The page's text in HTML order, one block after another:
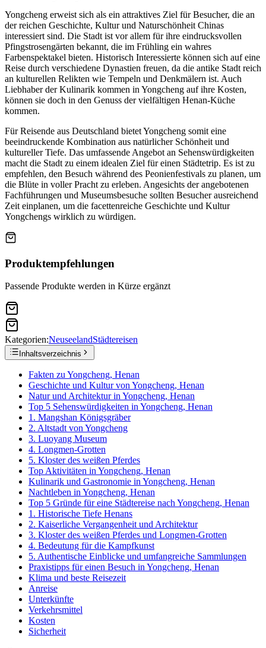
Yongcheng erweist sich als ein attraktives Ziel für Besucher, die an
der reichen Geschichte, Kultur und Naturschönheit Chinas
interessiert sind. Die Stadt ist vor allem für ihre eindrucksvollen
Pfingstrosengärten bekannt, die im Frühling ein wahres
Farbenspektakel bieten. Historisch Interessierte können sich auf eine
Reise durch verschiedene Dynastien freuen, da die antike Stadt reich
an kulturellen Relikten wie Tempeln und Denkmälern ist. Auch
Liebhaber der Kulinarik kommen in Yongcheng auf ihre Kosten,
können sie doch in den Genuss der vielfältigen Henan-Küche
kommen.
Für Reisende aus Deutschland bietet Yongcheng somit eine
beeindruckende Kombination aus natürlicher Schönheit und
kultureller Tiefe. Das umfassende Angebot an Sehenswürdigkeiten
macht die Stadt zu einem idealen Ziel für einen Städtetrip. Es ist zu
empfehlen, den Besuch während des Peonienfestivals zu planen, um
die Blüte in voller Pracht zu erleben. Angesichts der angebotenen
Fachführungen und Museumsbesuche sollten Besucher ausreichend
Zeit einplanen, um die facettenreiche Geschichte und Kultur
Yongchengs wirklich zu würdigen.
Produktempfehlungen
Passende Produkte werden in Kürze ergänzt
Kategorien:NeuseelandStädtereisen
Inhaltsverzeichnis
Fakten zu Yongcheng, Henan
Geschichte und Kultur von Yongcheng, Henan
Natur und Architektur in Yongcheng, Henan
Top 5 Sehenswürdigkeiten in Yongcheng, Henan
1. Mangshan Königsgräber
2. Altstadt von Yongcheng
3. Luoyang Museum
4. Longmen-Grotten
5. Kloster des weißen Pferdes
Top Aktivitäten in Yongcheng, Henan
Kulinarik und Gastronomie in Yongcheng, Henan
Nachtleben in Yongcheng, Henan
Top 5 Gründe für eine Städtereise nach Yongcheng, Henan
1. Historische Tiefe Henans
2. Kaiserliche Vergangenheit und Architektur
3. Kloster des weißen Pferdes und Longmen-Grotten
4. Bedeutung für die Kampfkunst
5. Authentische Einblicke und umfangreiche Sammlungen
Praxistipps für einen Besuch in Yongcheng, Henan
Klima und beste Reisezeit
Anreise
Unterkünfte
Verkehrsmittel
Kosten
Sicherheit